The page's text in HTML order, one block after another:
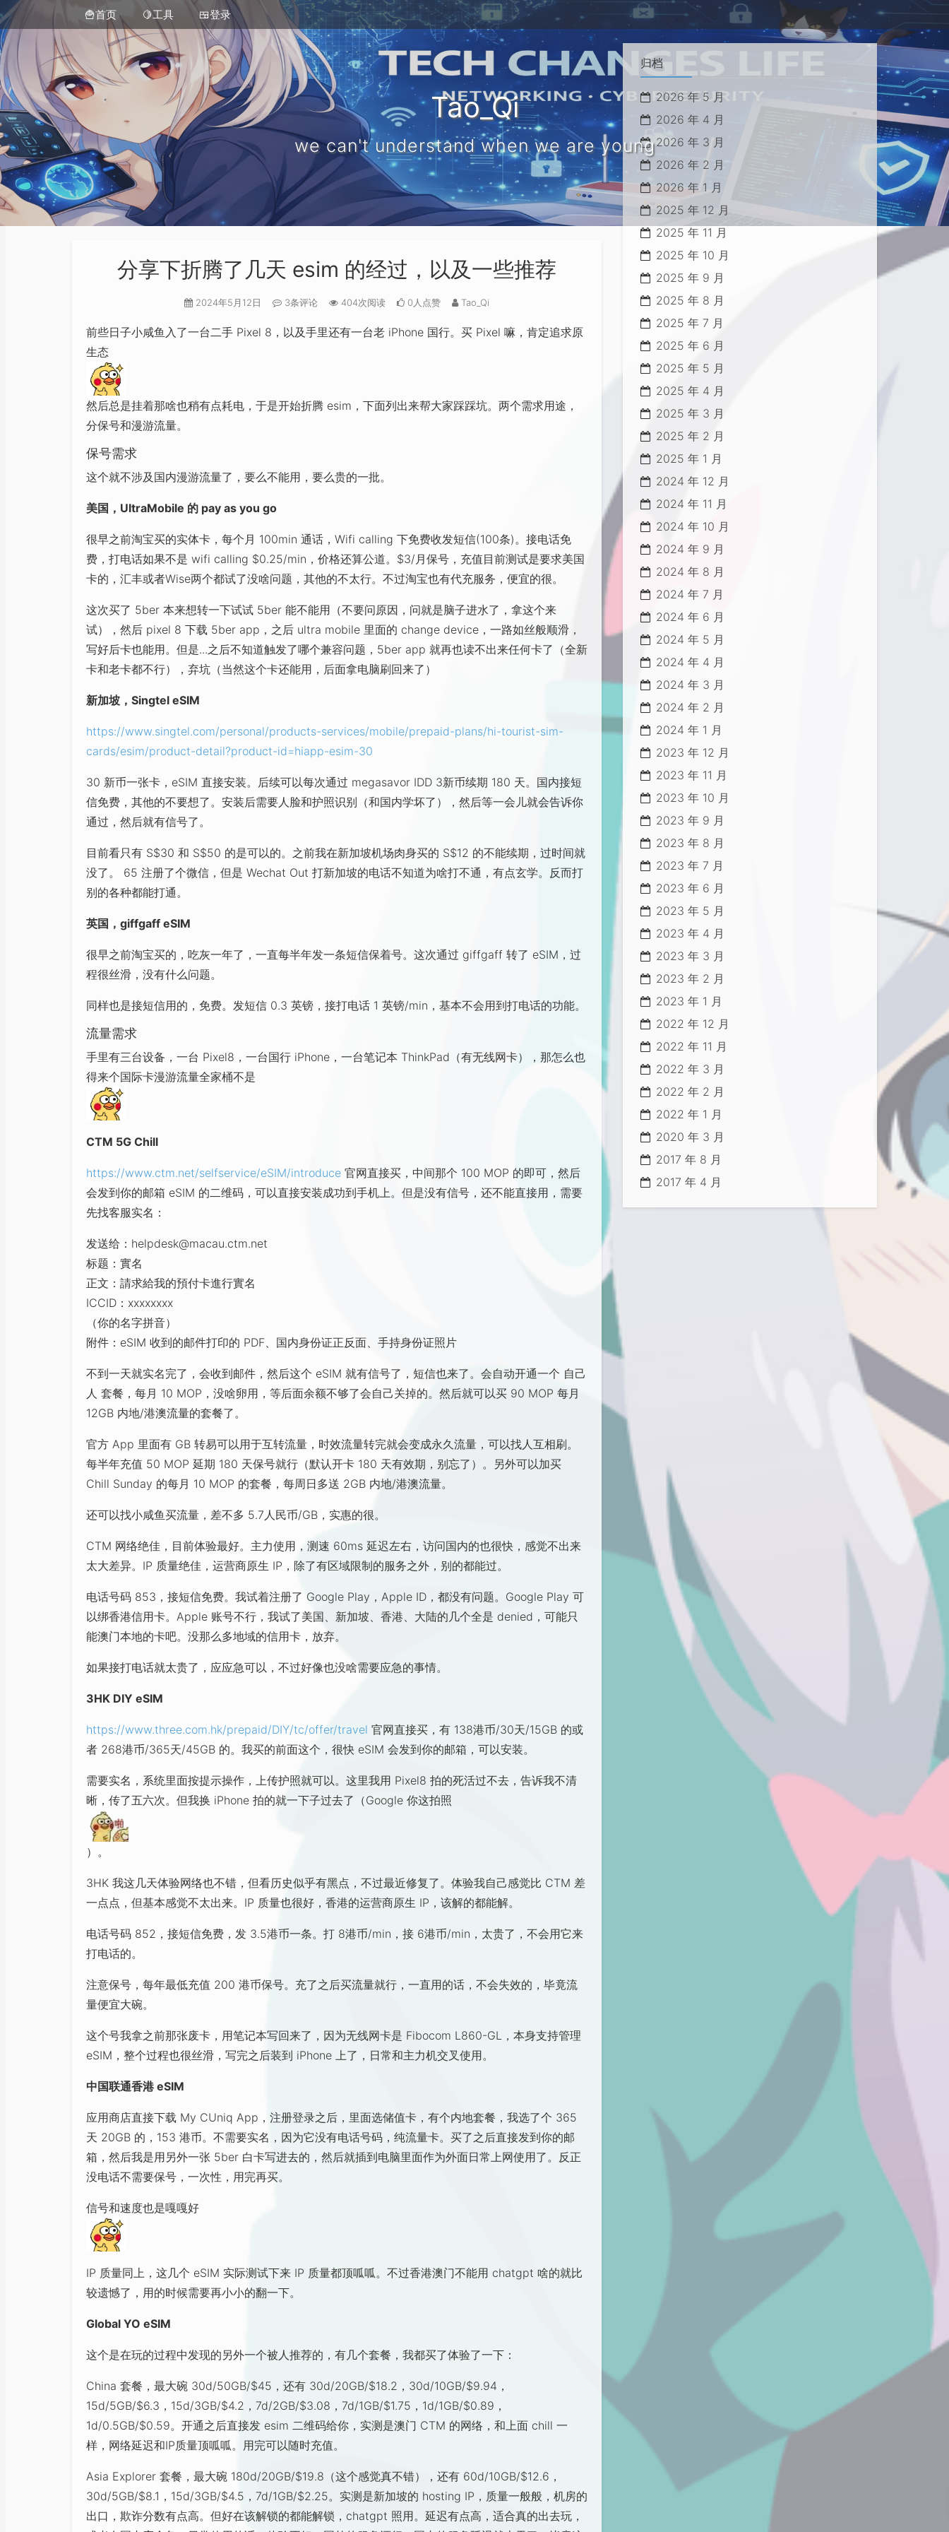
🍟首页 🍋工具 🍱登录
Tao_Qi
we can't understand when we are young
分享下折腾了几天 esim 的经过，以及一些推荐
2024年5月12日 3条评论 404次阅读 0人点赞 Tao_Qi
前些日子小咸鱼入了一台二手 Pixel 8，以及手里还有一台老 iPhone 国行。买 Pixel 嘛，肯定追求原
生态
然后总是挂着那啥也稍有点耗电，于是开始折腾 esim，下面列出来帮大家踩踩坑。两个需求用途，
分保号和漫游流量。
保号需求
这个就不涉及国内漫游流量了，要么不能用，要么贵的一批。
美国，UltraMobile 的 pay as you go
很早之前淘宝买的实体卡，每个月 100min 通话，Wifi calling 下免费收发短信(100条)。接电话免
费，打电话如果不是 wifi calling $0.25/min，价格还算公道。$3/月保号，充值目前测试是要求美国
卡的，汇丰或者Wise两个都试了没啥问题，其他的不太行。不过淘宝也有代充服务，便宜的很。
这次买了 5ber 本来想转一下试试 5ber 能不能用（不要问原因，问就是脑子进水了，拿这个来
试），然后 pixel 8 下载 5ber app，之后 ultra mobile 里面的 change device，一路如丝般顺滑，
写好后卡也能用。但是...之后不知道触发了哪个兼容问题，5ber app 就再也读不出来任何卡了（全新
卡和老卡都不行），弃坑（当然这个卡还能用，后面拿电脑刷回来了）
新加坡，Singtel eSIM
https://www.singtel.com/personal/products-services/mobile/prepaid-plans/hi-tourist-sim-
cards/esim/product-detail?product-id=hiapp-esim-30
30 新币一张卡，eSIM 直接安装。后续可以每次通过 megasavor IDD 3新币续期 180 天。国内接短
信免费，其他的不要想了。安装后需要人脸和护照识别（和国内学坏了），然后等一会儿就会告诉你
通过，然后就有信号了。
目前看只有 S$30 和 S$50 的是可以的。之前我在新加坡机场肉身买的 S$12 的不能续期，过时间就
没了。 65 注册了个微信，但是 Wechat Out 打新加坡的电话不知道为啥打不通，有点玄学。反而打
别的各种都能打通。
英国，giffgaff eSIM
很早之前淘宝买的，吃灰一年了，一直每半年发一条短信保着号。这次通过 giffgaff 转了 eSIM，过
程很丝滑，没有什么问题。
同样也是接短信用的，免费。发短信 0.3 英镑，接打电话 1 英镑/min，基本不会用到打电话的功能。
流量需求
手里有三台设备，一台 Pixel8，一台国行 iPhone，一台笔记本 ThinkPad（有无线网卡），那怎么也
得来个国际卡漫游流量全家桶不是
CTM 5G Chill
https://www.ctm.net/selfservice/eSIM/introduce 官网直接买，中间那个 100 MOP 的即可，然后
会发到你的邮箱 eSIM 的二维码，可以直接安装成功到手机上。但是没有信号，还不能直接用，需要
先找客服实名：
发送给： helpdesk@macau.ctm.net
标题：實名
正文：請求給我的預付卡進行實名
ICCID：xxxxxxxx
（你的名字拼音）
附件：eSIM 收到的邮件打印的 PDF、国内身份证正反面、手持身份证照片
不到一天就实名完了，会收到邮件，然后这个 eSIM 就有信号了，短信也来了。会自动开通一个 自己
人 套餐，每月 10 MOP，没啥卵用，等后面余额不够了会自己关掉的。然后就可以买 90 MOP 每月
12GB 内地/港澳流量的套餐了。
官方 App 里面有 GB 转易可以用于互转流量，时效流量转完就会变成永久流量，可以找人互相刷。
每半年充值 50 MOP 延期 180 天保号就行（默认开卡 180 天有效期，别忘了）。另外可以加买
Chill Sunday 的每月 10 MOP 的套餐，每周日多送 2GB 内地/港澳流量。
还可以找小咸鱼买流量，差不多 5.7人民币/GB，实惠的很。
CTM 网络绝佳，目前体验最好。主力使用，测速 60ms 延迟左右，访问国内的也很快，感觉不出来
太大差异。IP 质量绝佳，运营商原生 IP，除了有区域限制的服务之外，别的都能过。
电话号码 853，接短信免费。我试着注册了 Google Play，Apple ID，都没有问题。Google Play 可
以绑香港信用卡。Apple 账号不行，我试了美国、新加坡、香港、大陆的几个全是 denied，可能只
能澳门本地的卡吧。没那么多地域的信用卡，放弃。
如果接打电话就太贵了，应应急可以，不过好像也没啥需要应急的事情。
3HK DIY eSIM
https://www.three.com.hk/prepaid/DIY/tc/offer/travel 官网直接买，有 138港币/30天/15GB 的或
者 268港币/365天/45GB 的。我买的前面这个，很快 eSIM 会发到你的邮箱，可以安装。
需要实名，系统里面按提示操作，上传护照就可以。这里我用 Pixel8 拍的死活过不去，告诉我不清
晰，传了五六次。但我换 iPhone 拍的就一下子过去了（Google 你这拍照
）。
3HK 我这几天体验网络也不错，但看历史似乎有黑点，不过最近修复了。体验我自己感觉比 CTM 差
一点点，但基本感觉不太出来。IP 质量也很好，香港的运营商原生 IP，该解的都能解。
电话号码 852，接短信免费，发 3.5港币一条。打 8港币/min，接 6港币/min，太贵了，不会用它来
打电话的。
注意保号，每年最低充值 200 港币保号。充了之后买流量就行，一直用的话，不会失效的，毕竟流
量便宜大碗。
这个号我拿之前那张废卡，用笔记本写回来了，因为无线网卡是 Fibocom L860-GL，本身支持管理
eSIM，整个过程也很丝滑，写完之后装到 iPhone 上了，日常和主力机交叉使用。
中国联通香港 eSIM
应用商店直接下载 My CUniq App，注册登录之后，里面选储值卡，有个内地套餐，我选了个 365
天 20GB 的，153 港币。不需要实名，因为它没有电话号码，纯流量卡。买了之后直接发到你的邮
箱，然后我是用另外一张 5ber 白卡写进去的，然后就插到电脑里面作为外面日常上网使用了。反正
没电话不需要保号，一次性，用完再买。
信号和速度也是嘎嘎好
IP 质量同上，这几个 eSIM 实际测试下来 IP 质量都顶呱呱。不过香港澳门不能用 chatgpt 啥的就比
较遗憾了，用的时候需要再小小的翻一下。
Global YO eSIM
这个是在玩的过程中发现的另外一个被人推荐的，有几个套餐，我都买了体验了一下：
China 套餐，最大碗 30d/50GB/$45，还有 30d/20GB/$18.2，30d/10GB/$9.94，
15d/5GB/$6.3，15d/3GB/$4.2，7d/2GB/$3.08，7d/1GB/$1.75，1d/1GB/$0.89，
1d/0.5GB/$0.59。开通之后直接发 esim 二维码给你，实测是澳门 CTM 的网络，和上面 chill 一
样，网络延迟和IP质量顶呱呱。用完可以随时充值。
Asia Explorer 套餐，最大碗 180d/20GB/$19.8（这个感觉真不错），还有 60d/10GB/$12.6，
30d/5GB/$8.1，15d/3GB/$4.5，7d/1GB/$2.25。实测是新加坡的 hosting IP，质量一般般，机房的
出口，欺诈分数有点高。但好在该解锁的都能解锁，chatgpt 照用。延迟有点高，适合真的出去玩，
归档
2026 年 5 月
2026 年 4 月
2026 年 3 月
2026 年 2 月
2026 年 1 月
2025 年 12 月
2025 年 11 月
2025 年 10 月
2025 年 9 月
2025 年 8 月
2025 年 7 月
2025 年 6 月
2025 年 5 月
2025 年 4 月
2025 年 3 月
2025 年 2 月
2025 年 1 月
2024 年 12 月
2024 年 11 月
2024 年 10 月
2024 年 9 月
2024 年 8 月
2024 年 7 月
2024 年 6 月
2024 年 5 月
2024 年 4 月
2024 年 3 月
2024 年 2 月
2024 年 1 月
2023 年 12 月
2023 年 11 月
2023 年 10 月
2023 年 9 月
2023 年 8 月
2023 年 7 月
2023 年 6 月
2023 年 5 月
2023 年 4 月
2023 年 3 月
2023 年 2 月
2023 年 1 月
2022 年 12 月
2022 年 11 月
2022 年 3 月
2022 年 2 月
2022 年 1 月
2020 年 3 月
2017 年 8 月
2017 年 4 月